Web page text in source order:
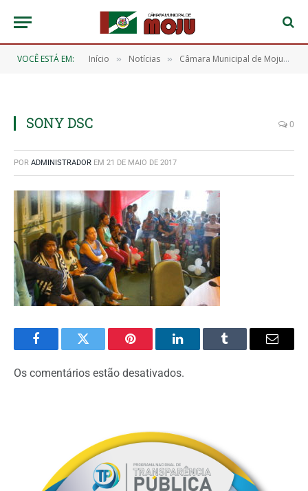
VOCÊ ESTÁ EM: Início » Notícias » ​Câmara Municipal de Moju realiza Sessão Especial para homenagear as Mães Mojuenses
SONY DSC 0
POR ADMINISTRADOR EM 21 DE MAIO DE 2017
FacebookTwitter Pinterest O
LinkedIn
Tumblr
E-
Os comentários estão desativados.